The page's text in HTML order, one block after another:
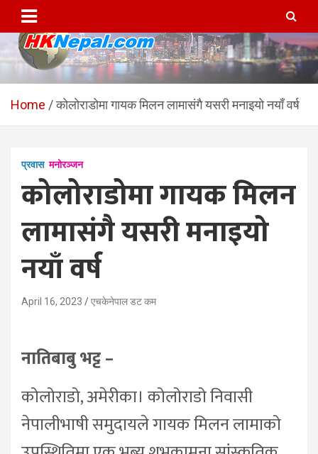
content
HKNepal.com – हङकङबाट
सञ्चालित पहिलो नेपाली अनलाईन
hknepal, hknepal.com, hk nepal, hk nepal com
Home कोलोराडोमा गायक मिलन लामासंगै यसरी मनाइयो नयाँ वर्ष
प्रवास मनोरञ्जन
कोलोराडोमा गायक मिलन
लामासंगै यसरी मनाइयो
नयाँ वर्ष
April 16, 2023 एचकेनेपाल डट कम
नातिबाबु भट्ट –
कोलोराडो, अमेरीका। कोलोराडो निवासी
नेपालीभाषी समुदायले गायक मिलन लामाको